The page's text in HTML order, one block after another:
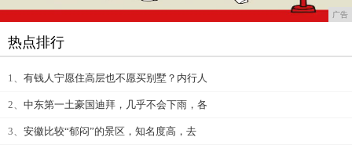
广告
热点排行
1、 有钱人宁愿住高层也不愿买别墅？内行人
2、 中东第一土豪国迪拜，几乎不会下雨，各
3、 安徽比较“郁闷”的景区，知名度高，去